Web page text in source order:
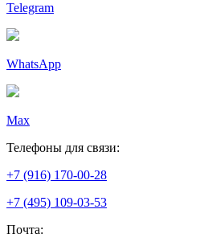
Telegram
WhatsApp
Max
Телефоны для связи:
+7 (916) 170-00-28
+7 (495) 109-03-53
Почта: